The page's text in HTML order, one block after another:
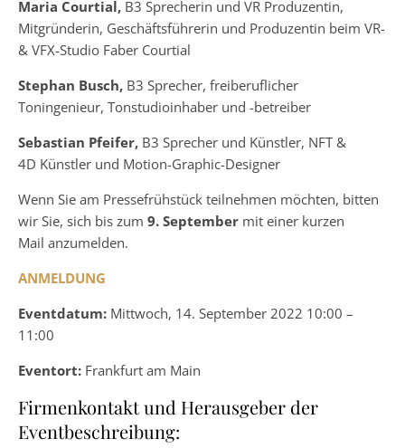
Maria Courtial, B3 Sprecherin und VR Produzentin,
Mitgründerin, Geschäftsführerin und Produzentin beim VR-
& VFX-Studio Faber Courtial
Stephan Busch, B3 Sprecher, freiberuflicher
Toningenieur, Tonstudioinhaber und -betreiber
Sebastian Pfeifer, B3 Sprecher und Künstler, NFT &
4D Künstler und Motion-Graphic-Designer
Wenn Sie am Pressefrühstück teilnehmen möchten, bitten
wir Sie, sich bis zum 9. September mit einer kurzen
Mail anzumelden.
ANMELDUNG
Eventdatum: Mittwoch, 14. September 2022 10:00 –
11:00
Eventort: Frankfurt am Main
Firmenkontakt und Herausgeber der
Eventbeschreibung: